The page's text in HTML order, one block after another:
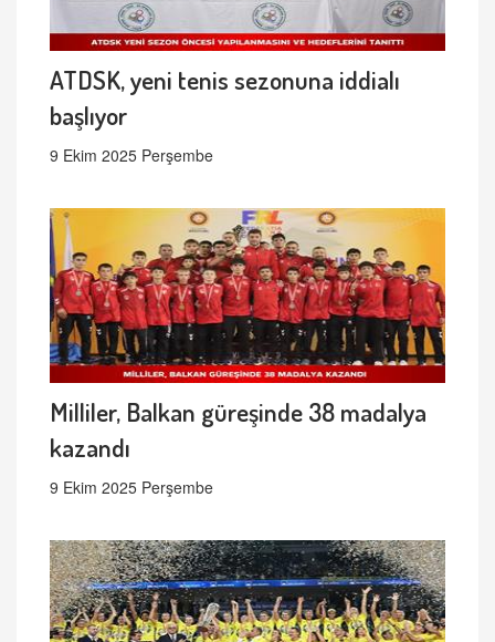
ATDSK, yeni tenis sezonuna iddialı
başlıyor
9 Ekim 2025 Perşembe
Milliler, Balkan güreşinde 38 madalya
kazandı
9 Ekim 2025 Perşembe